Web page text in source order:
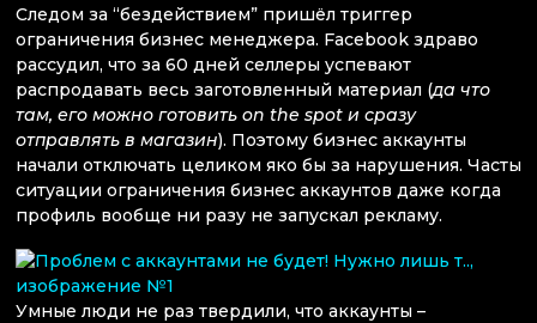
Следом за “бездействием” пришёл триггер
ограничения бизнес менеджера. Facebook здраво
рассудил, что за 60 дней селлеры успевают
распродавать весь заготовленный материал (да что
там, его можно готовить on the spot и сразу
отправлять в магазин). Поэтому бизнес аккаунты
начали отключать целиком яко бы за нарушения. Часты
ситуации ограничения бизнес аккаунтов даже когда
профиль вообще ни разу не запускал рекламу.
Умные люди не раз твердили, что аккаунты –